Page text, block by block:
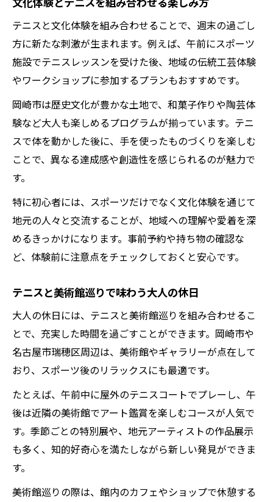
テニスと文化体験を組み合わせることで、週末の過ごし
方に新たな刺激が生まれます。例えば、午前にスポーツ
施設でテニスレッスンを受けた後、地域の伝統工芸体験
やワークショップに参加するプランもおすすめです。
岡崎市は歴史文化が豊かな土地で、和菓子作りや陶芸体
験など大人も楽しめるプログラムが揃っています。テニ
スで体を動かした後に、手を使ったものづくりを楽しむ
ことで、異なる達成感や創造性を感じられるのが魅力で
す。
特に初心者には、スポーツだけでなく文化体験を通じて
地元の人々と交流することが、地域への理解や愛着を深
めるきっかけになります。事前予約や持ち物の確認な
ど、体験前に注意点をチェックしておくと安心です。
テニスと美術館巡りで味わう大人の休日
大人の休日には、テニスと美術館巡りを組み合わせるこ
とで、充実した時間を過ごすことができます。岡崎市や
名古屋市瑞穂区周辺は、美術館やギャラリーが点在して
おり、スポーツ後のリラックスにも最適です。
たとえば、午前中に屋外のテニスコートでプレーし、午
後は近隣の美術館でアート鑑賞を楽しむコースが人気で
す。季節ごとの特別展や、地元アーティストの作品展示
も多く、知的好奇心を満たしながら新しい発見ができま
す。
美術館巡りの際は、館内のカフェやショップで休憩する